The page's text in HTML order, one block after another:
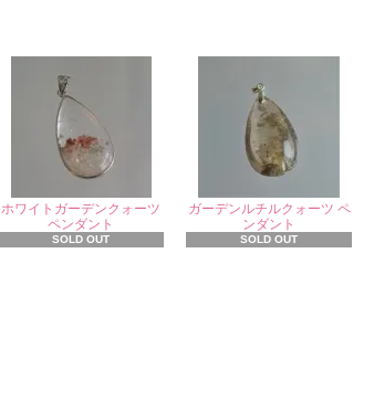
ホワイトガーデンクォーツ
ペンダント
SOLD OUT
ガーデンルチルクォーツ ペ
ンダント
SOLD OUT